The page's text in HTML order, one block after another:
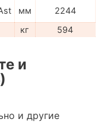
мм
2244
кг 594
и
и другие